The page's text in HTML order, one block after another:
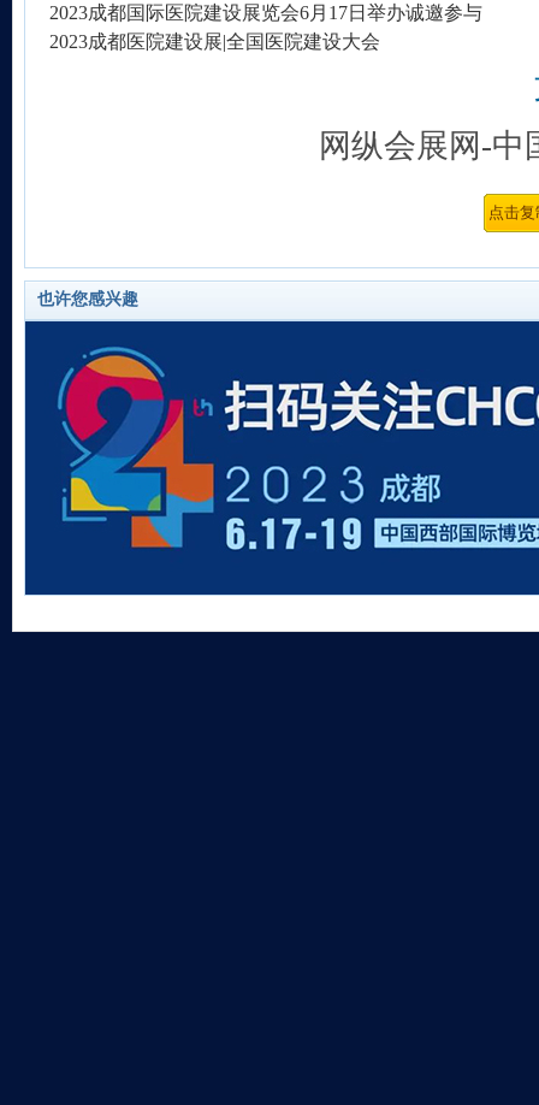
2023成都国际医院建设展览会6月17日举办诚邀参与
2023成都医院建设展|全国医院建设大会
网纵会展网-中
也许您感兴趣